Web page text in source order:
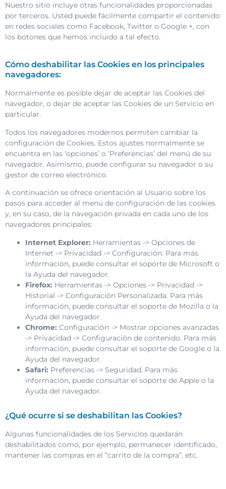
Nuestro sitio incluye otras funcionalidades proporcionadas
por terceros. Usted puede fácilmente compartir el contenido
en redes sociales como Facebook, Twitter o Google +, con
los botones que hemos incluido a tal efecto.
Cómo deshabilitar las Cookies en los principales
navegadores:
Normalmente es posible dejar de aceptar las Cookies del
navegador, o dejar de aceptar las Cookies de un Servicio en
particular.
Todos los navegadores modernos permiten cambiar la
configuración de Cookies. Estos ajustes normalmente se
encuentra en las ‘opciones’ o ‘Preferencias’ del menú de su
navegador. Asimismo, puede configurar su navegador o su
gestor de correo electrónico.
A continuación se ofrece orientación al Usuario sobre los
pasos para acceder al menú de configuración de las cookies
y, en su caso, de la navegación privada en cada uno de los
navegadores principales:
Internet Explorer: Herramientas -> Opciones de
Internet -> Privacidad -> Configuración. Para más
información, puede consultar el soporte de Microsoft o
la Ayuda del navegador.
Firefox: Herramientas -> Opciones -> Privacidad ->
Historial -> Configuración Personalizada. Para más
información, puede consultar el soporte de Mozilla o la
Ayuda del navegador.
Chrome: Configuración -> Mostrar opciones avanzadas
-> Privacidad -> Configuración de contenido. Para más
información, puede consultar el soporte de Google o la
Ayuda del navegador.
Safari: Preferencias -> Seguridad. Para más
información, puede consultar el soporte de Apple o la
Ayuda del navegador.
¿Qué ocurre si se deshabilitan las Cookies?
Algunas funcionalidades de los Servicios quedarán
deshabilitados como, por ejemplo, permanecer identificado,
mantener las compras en el “carrito de la compra”, etc.